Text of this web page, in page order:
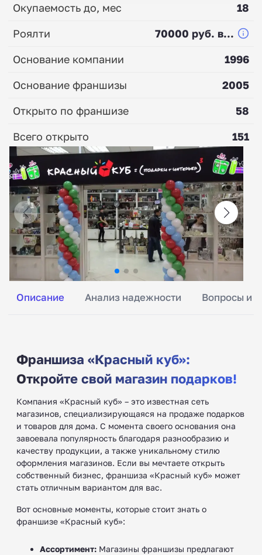
Описание Анализ надежности Вопросы и
Франшиза «Красный куб»:
Откройте свой магазин подарков!
Компания «Красный куб» – это известная сеть
магазинов, специализирующаяся на продаже подарков
и товаров для дома. С момента своего основания она
завоевала популярность благодаря разнообразию и
качеству продукции, а также уникальному стилю
оформления магазинов. Если вы мечтаете открыть
собственный бизнес, франшиза «Красный куб» может
стать отличным вариантом для вас.
Вот основные моменты, которые стоит знать о
франшизе «Красный куб»:
Ассортимент: Магазины франшизы предлагают
Окупаемость до, мес
18
Роялти
70000 руб. в...
Основание компании
1996
Основание франшизы
2005
Открыто по франшизе
58
Всего открыто
151